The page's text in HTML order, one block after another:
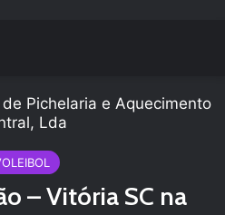
– Vitória SC na